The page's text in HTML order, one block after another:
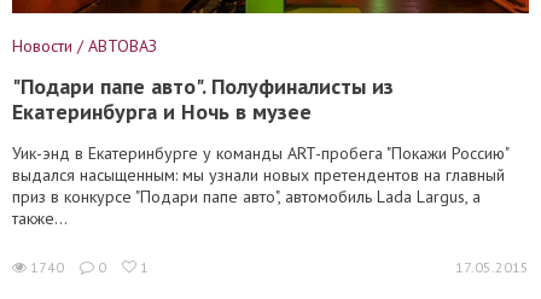
Новости / АВТОВАЗ
"Подари папе авто". Полуфиналисты из
Екатеринбурга и Ночь в музее
Уик-энд в Екатеринбурге у команды ART-пробега "Покажи Россию"
выдался насыщенным: мы узнали новых претендентов на главный
приз в конкурсе "Подари папе авто", автомобиль Lada Largus, а
также...
1740 0 1 17.05.2015